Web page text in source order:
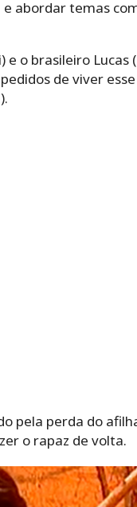
abordar temas
e o brasileiro Lucas
de viver
pela perda do
o rapaz de volta.